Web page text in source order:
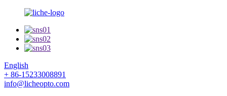
English
+ 86-15233008891
info@licheopto.com